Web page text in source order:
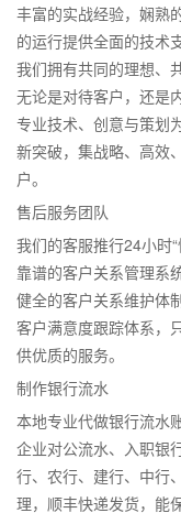
丰富的实战经验，娴熟
的运行提供全面的技术
我们拥有共同的理想、
无论是对待客户，还是
专业技术、创意与策划
新突破，集战略、高效
户。
售后服务团队
我们的客服推行24小时
靠谱的客户关系管理系
健全的客户关系维护体
客户满意度跟踪体系，
供优质的服务。
制作银行流水
本地专业代做银行流水
企业对公流水、入职银
行、农行、建行、中行
理，顺丰快递发货，能